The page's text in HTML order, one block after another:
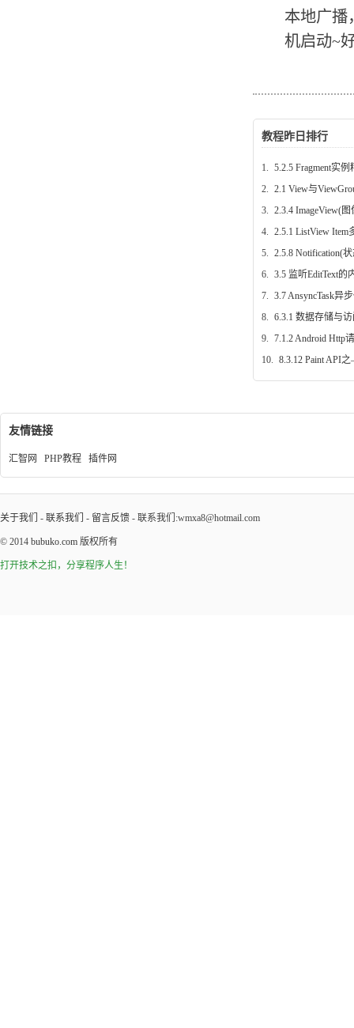
本地广播
机启动~
教程昨日排行
1.
5.2.5 Fragment实例精
2.
2.1 View与
3.
2.3.4 ImageView(
4.
2.5.1 ListView Item
5.
2.5.8 Notification(
6.
3.5 监听EditText的
7.
3.7 AnsyncTask异
8.
6.3.1 数据存储与
9.
7.1.2 Android Http
10.
8.3.12 Paint API
友情链接
汇智网 PHP教程 插件网
关于我们 - 联系我们 - 留言反馈 - 联系我们:wmxa8@hotmail.com
© 2014 bubuko.com 版权所有
打开技术之扣，分享程序人生！